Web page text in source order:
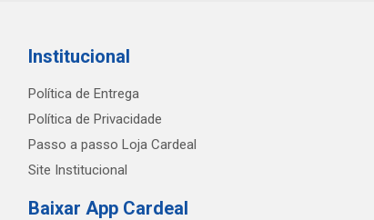
Institucional
Política de Entrega
Política de Privacidade
Passo a passo Loja Cardeal
Site Institucional
Baixar App Cardeal